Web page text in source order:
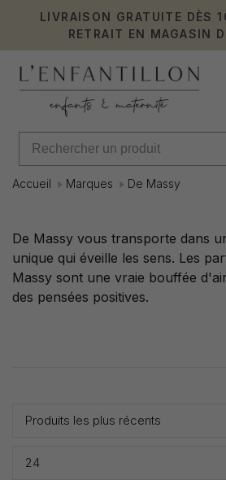
LIVRAISON GRATUITE DÈS
RETRAIT EN MAGASIN
Accueil Marques De Massy
De Massy vous transporte dans
unique qui éveille les sens. Les
Massy sont une vraie bouffée
des pensées positives.
Produits les plus récents
24